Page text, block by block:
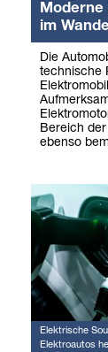
im Wandel
Die
technische
Bereich
ebenso
Elektrische
Elektroautos